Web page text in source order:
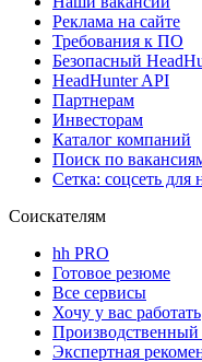
Реклама на сайте
Требования к ПО
Безопасный
HeadHunter API
Партнерам
Инвесторам
Каталог компаний
Поиск по
Сетка: соцсеть для
Соискателям
hh PRO
Готовое резюме
Все сервисы
Хочу у вас работать
Производственный
Экспертная